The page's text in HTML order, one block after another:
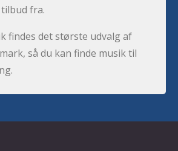
fra.
findes det største udvalg af
så du kan finde musik til